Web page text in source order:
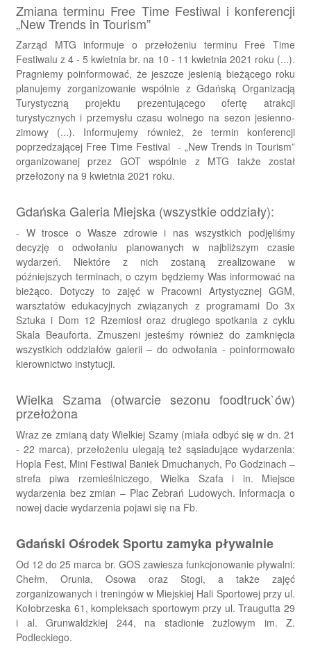
Zmiana terminu Free Time Festiwal i konferencji
„New Trends in Tourism”
Zarząd MTG informuje o przełożeniu terminu Free Time
Festiwalu z 4 - 5 kwietnia br. na 10 - 11 kwietnia 2021 roku (...).
Pragniemy poinformować, że jeszcze jesienią bieżącego roku
planujemy zorganizowanie wspólnie z Gdańską Organizacją
Turystyczną projektu prezentującego ofertę atrakcji
turystycznych i przemysłu czasu wolnego na sezon jesienno-
zimowy (...). Informujemy również, że termin konferencji
poprzedzającej Free Time Festival - „New Trends in Tourism”
organizowanej przez GOT wspólnie z MTG także został
przełożony na 9 kwietnia 2021 roku.
Gdańska Galeria Miejska (wszystkie oddziały):
- W trosce o Wasze zdrowie i nas wszystkich podjęliśmy
decyzję o odwołaniu planowanych w najbliższym czasie
wydarzeń. Niektóre z nich zostaną zrealizowane w
późniejszych terminach, o czym będziemy Was informować na
bieżąco. Dotyczy to zajęć w Pracowni Artystycznej GGM,
warsztatów edukacyjnych związanych z programami Do 3x
Sztuka i Dom 12 Rzemiosł oraz drugiego spotkania z cyklu
Skala Beauforta. Zmuszeni jesteśmy również do zamknięcia
wszystkich oddziałów galerii – do odwołania - poinformowało
kierownictwo instytucji.
Wielka Szama (otwarcie sezonu foodtruck`ów)
przełożona
Wraz ze zmianą daty Wielkiej Szamy (miała odbyć się w dn. 21
- 22 marca), przełożeniu ulegają też sąsiadujące wydarzenia:
Hopla Fest, Mini Festiwal Baniek Dmuchanych, Po Godzinach –
strefa piwa rzemieślniczego, Wielka Szafa i in. Miejsce
wydarzenia bez zmian – Plac Zebrań Ludowych. Informacja o
nowej dacie wydarzenia pojawi się na Fb.
Gdański Ośrodek Sportu zamyka pływalnie
Od 12 do 25 marca br. GOS zawiesza funkcjonowanie pływalni:
Chełm, Orunia, Osowa oraz Stogi, a także zajęć
zorganizowanych i treningów w Miejskiej Hali Sportowej przy ul.
Kołobrzeska 61, kompleksach sportowym przy ul. Traugutta 29
i al. Grunwaldzkiej 244, na stadionie żużlowym im. Z.
Podleckiego.